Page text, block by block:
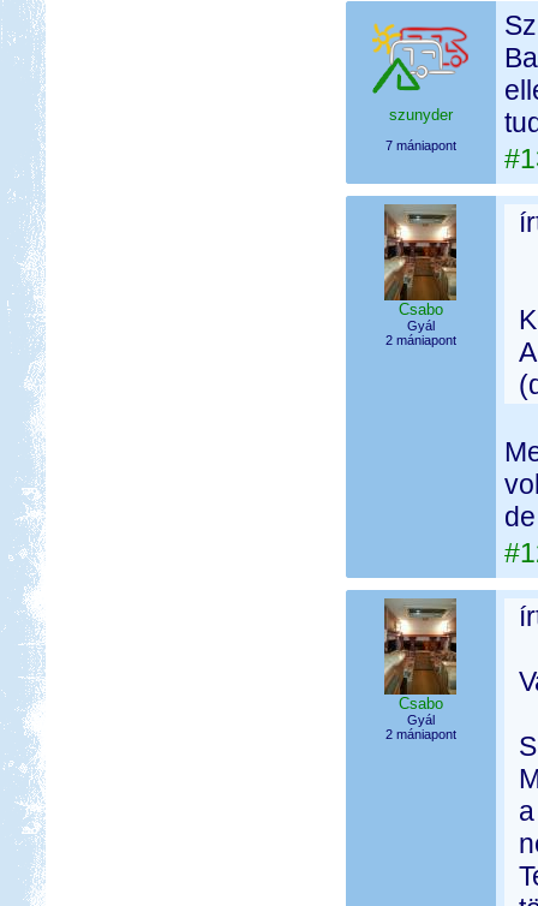
szunyder
7 mániapont
Csabo
Gyál
2 mániapont
Csabo
Gyál
2 mániapont